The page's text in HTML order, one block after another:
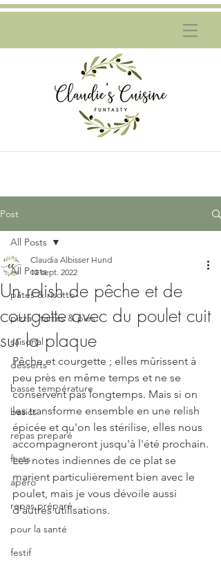
Post
All Posts
pâtes & risotto
pizza , tartes & pies
saisonal
desserts
basse température
basics
repas preparé
facts
apéro
repas préparé
pour la santé
festif
All Posts
Un relish de pêche et de
courgette avec du poulet cuit
sur la plaque
Claudia Albisser Hund
12 sept. 2022
Pêche et courgette ; elles mûrissent à
peu près en même temps et ne se
conservent pas longtemps. Mais si on
les transforme ensemble en une relish
épicée et qu'on les stérilise, elles nous
accompagneront jusqu'à l'été prochain.
Les notes indiennes de ce plat se
marient particulièrement bien avec le
poulet, mais je vous dévoile aussi
d'autres utilisations.